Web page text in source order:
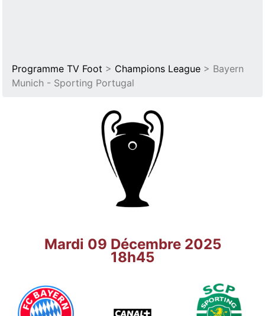
Programme TV Foot > Champions League > Bayern
Munich - Sporting Portugal
Mardi 09 Décembre 2025
18h45